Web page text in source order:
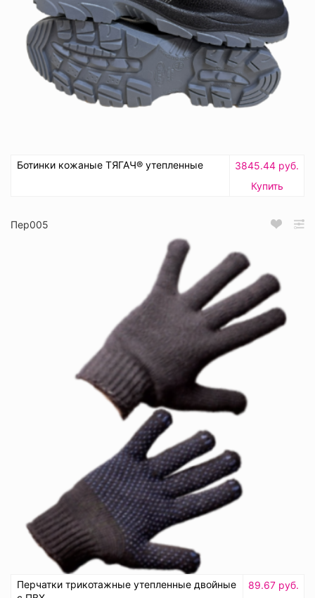
Ботинки кожаные ТЯГАЧ® утепленные
3845.44 руб.
Купить
Пер005
Перчатки трикотажные утепленные двойные
89.67 руб.